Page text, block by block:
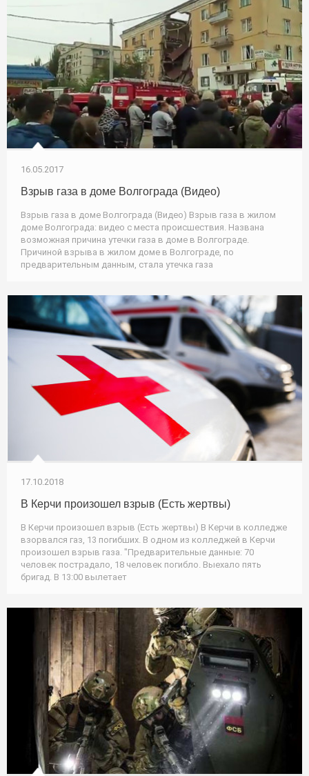
16.05.2017
Взрыв газа в доме Волгограда (Видео)
Взрыв газа в доме Волгограда (Видео) Взрыв газа в жилом
доме Волгограда: видео с места происшествия. Названа
возможная причина утечки газа в доме в Волгограде.
Причиной взрыва в жилом доме в Волгограде, по
предварительным данным, стала утечка газа
17.10.2018
В Керчи произошел взрыв (Есть жертвы)
В Керчи произошел взрыв (Есть жертвы) В Керчи в колледже
взорвался газ, 13 погибших. В одном из колледжей в Керчи
произошел взрыв газа. "Предварительные данные: 70
человек пострадало, 18 человек погибло. Выехало пять
бригад. В 13:00 вылетает